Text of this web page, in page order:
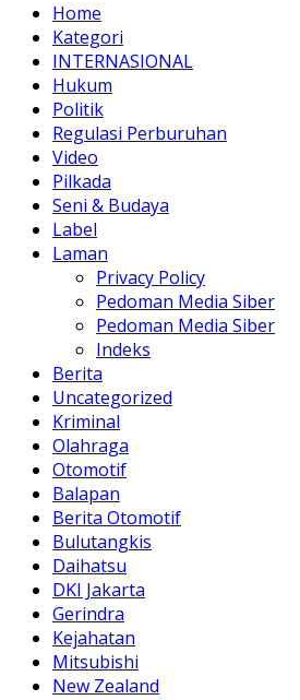
Home
Kategori
INTERNASIONAL
Hukum
Politik
Regulasi Perburuhan
Video
Pilkada
Seni & Budaya
Label
Laman
Privacy Policy
Pedoman Media Siber
Pedoman Media Siber
Indeks
Berita
Uncategorized
Kriminal
Olahraga
Otomotif
Balapan
Berita Otomotif
Bulutangkis
Daihatsu
DKI Jakarta
Gerindra
Kejahatan
Mitsubishi
New Zealand